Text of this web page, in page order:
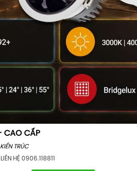
CAO CẤP
TRÚC
HỆ 0906.118811